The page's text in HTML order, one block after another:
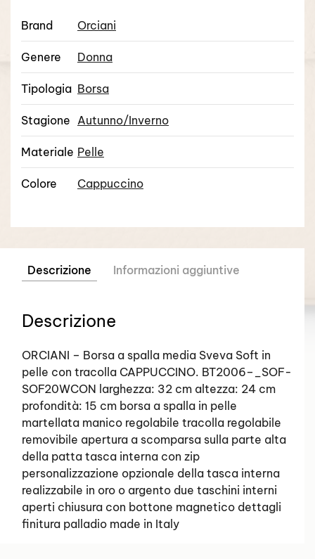
Brand Orciani
Genere Donna
Tipologia Borsa
Stagione Autunno/Inverno
Materiale Pelle
Colore Cappuccino
Descrizione Informazioni aggiuntive
Descrizione
ORCIANI – Borsa a spalla media Sveva Soft in
pelle con tracolla CAPPUCCINO. BT2006–_SOF-
SOF20WCON larghezza: 32 cm altezza: 24 cm
profondità: 15 cm borsa a spalla in pelle
martellata manico regolabile tracolla regolabile
removibile apertura a scomparsa sulla parte alta
della patta tasca interna con zip
personalizzazione opzionale della tasca interna
realizzabile in oro o argento due taschini interni
aperti chiusura con bottone magnetico dettagli
finitura palladio made in Italy